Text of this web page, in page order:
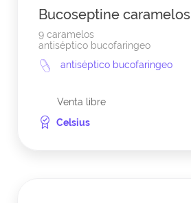
Bucoseptine caramelos
9 caramelos
antiséptico bucofaringeo
antiséptico bucofaringeo
Venta libre
Celsius